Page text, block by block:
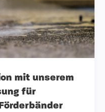
mit unserem
für